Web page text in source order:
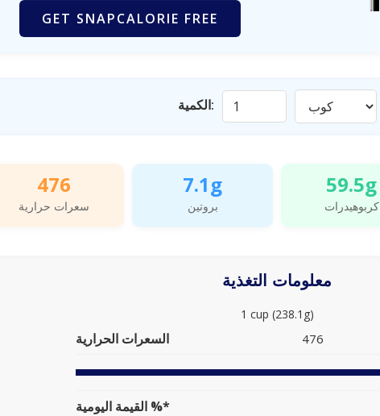
GET SNAPCALORIE FREE
الكمية:
476
سعرات حرارية
7.1g
بروتين
59.5g
كربوهيدرات
معلومات التغذية
1 cup (238.1g)
السعرات الحرارية 476
القيمة اليومية %*